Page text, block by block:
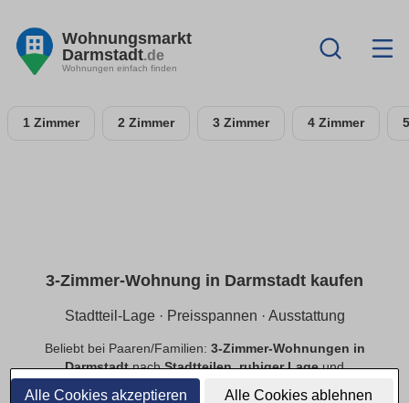
Alle Cookies akzeptieren Alle Cookies ablehnen
Wohnungsmarkt
Darmstadt.de
Wohnungen einfach finden
1 Zimmer 2 Zimmer 3 Zimmer 4 Zimmer
3-Zimmer-Wohnung in Darmstadt kaufen
Stadtteil-Lage · Preisspannen · Ausstattung
Beliebt bei Paaren/Familien: 3-Zimmer-Wohnungen in
DarmstadtnachStadtteilen,ruhiger Lageund
Balkon